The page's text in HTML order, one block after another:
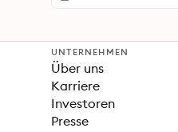
UNTERNEHMEN
Über uns
Karriere
Investoren
Presse